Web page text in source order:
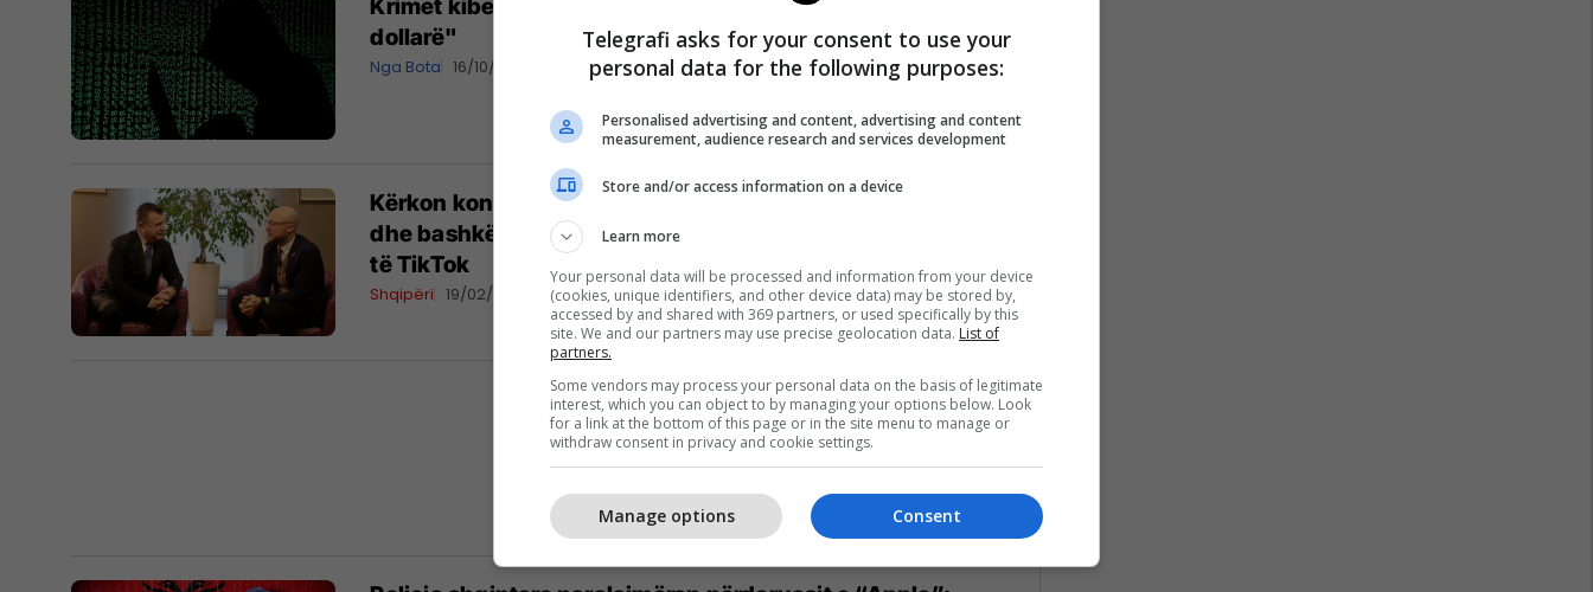
Krimet kibernetike "do t'i kushtojnë botës 10 trilionë
dollarë"
Nga Bota 16/10/2024
Kërkon kontroll të shtuar për postimet në gjuhën shqipe
dhe bashkëpunim me policinë, Balla pret zyrtarin e lartë
të TikTok
Shqipëri 19/02/2024
Telegrafi asks for your consent to use your
personal data for the following purposes:
Personalised advertising and content, advertising and content
measurement, audience research and services development
Store and/or access information on a device
Learn more
Your personal data will be processed and information from your device
(cookies, unique identifiers, and other device data) may be stored by,
accessed by and shared with 369 partners, or used specifically by this
site. We and our partners may use precise geolocation data. List of
partners.
Some vendors may process your personal data on the basis of legitimate
interest, which you can object to by managing your options below. Look
for a link at the bottom of this page or in the site menu to manage or
withdraw consent in privacy and cookie settings.
Consent
Manage options